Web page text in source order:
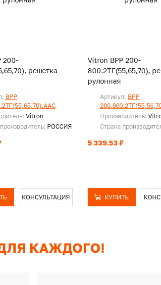
200-
решетка
ВРР
Vitron
РОССИЯ
КОНСУЛЬТАЦИЯ
Vitron ВРР 200-
800.2ТГ(55,65,70),
рулонная
Артикул: ВРР
Производитель:
Страна
5 339.53 ₽
КУПИТЬ
КАЖДОГО!